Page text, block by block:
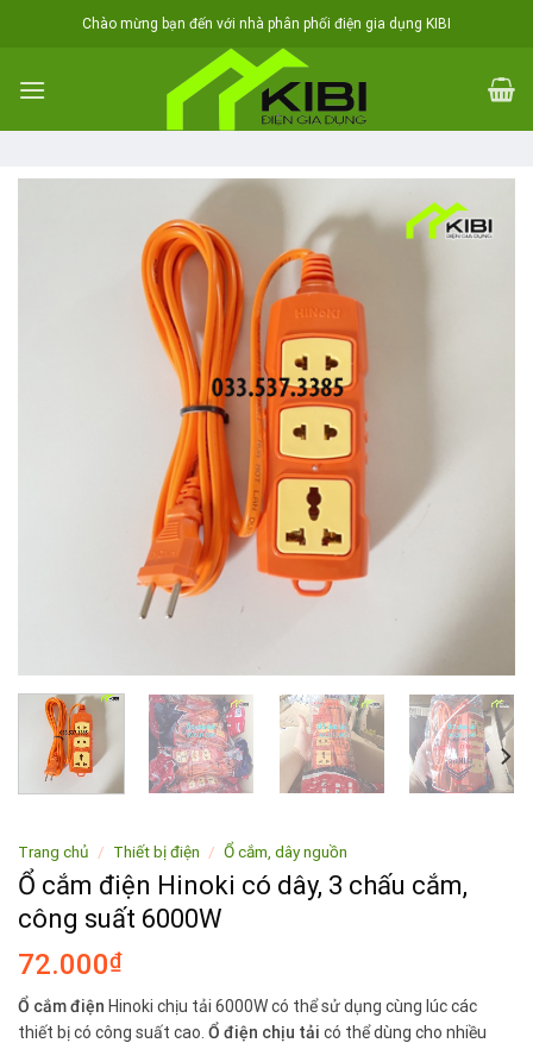
Chào mừng bạn đến với nhà phân phối điện gia dụng KIBI
Trang chủ / Thiết bị điện / Ổ cắm, dây nguồn
Ổ cắm điện Hinoki có dây, 3 chấu cắm,
công suất 6000W
72.000₫
Ổ cắm điện Hinoki chịu tải 6000W có thể sử dụng cùng lúc các
thiết bị có công suất cao. Ổ điện chịu tải có thể dùng cho nhiều